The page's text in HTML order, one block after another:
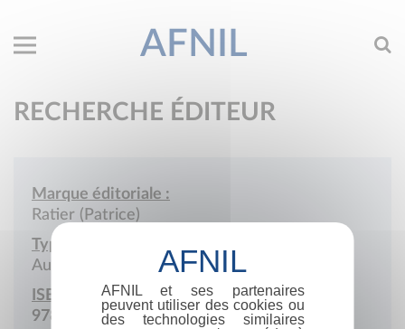
AFNIL
RECHERCHE ÉDITEUR
Marque éditoriale :
Ratier (Patrice)
Type de société :
Auto-édition
ISBN :
978-2-9587099
AFNIL et ses partenaires
peuvent utiliser des cookies ou
des technologies similaires